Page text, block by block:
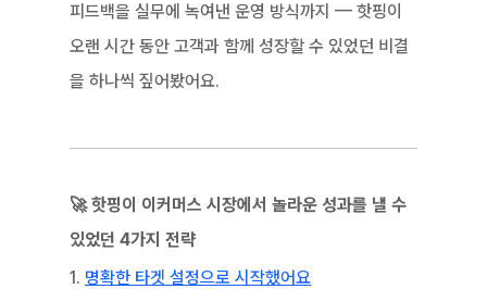
피드백을 실무에 녹여낸 운영 방식까지 — 핫핑이
오랜 시간 동안 고객과 함께 성장할 수 있었던 비결
을 하나씩 짚어봤어요.
🚀 핫핑이 이커머스 시장에서 놀라운 성과를 낼 수
있었던 4가지 전략
1. 명확한 타겟 설정으로 시작했어요